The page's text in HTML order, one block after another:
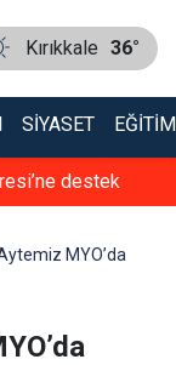
Kırıkkale 36°
SIYASET EĞITIM
destek
MYO’da